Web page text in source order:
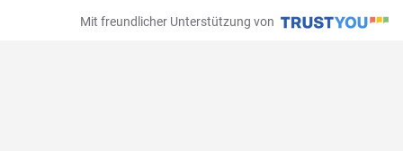
Mit freundlicher Unterstützung von